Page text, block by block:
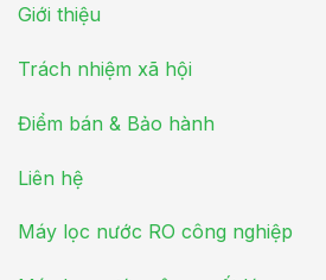
Giới thiệu
Trách nhiệm xã hội
Điểm bán & Bảo hành
Liên hệ
Máy lọc nước RO công nghiệp